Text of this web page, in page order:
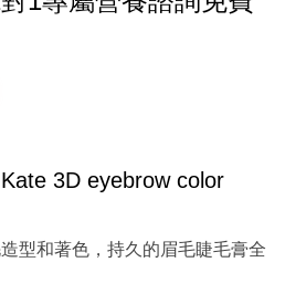
3D eyebrow color
型和著色，持久的眉毛睫毛膏全